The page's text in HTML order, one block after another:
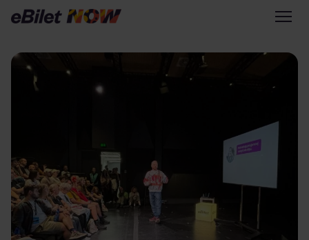
Przejdź na eBilet.pl
Warto sprawdzić na eBilet
Scena Główna
Scena Impostora
Historia jednej piosenki